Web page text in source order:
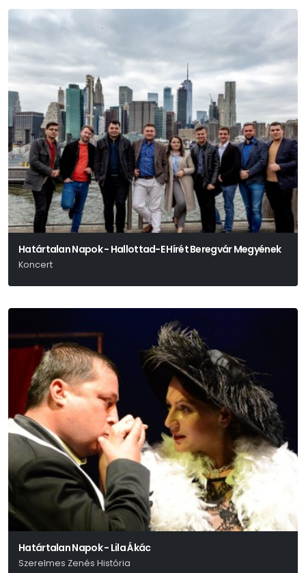
Határtalan Napok - Hallottad-E Hírét Beregvár Megyének
Koncert
Határtalan Napok - Lila Ákác
Szerelmes Zenés História